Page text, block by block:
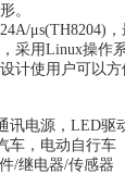
。
μs(TH8204)
采用Linux操作
计使用户可以
讯电源，LED驱
车，电动自行车
/继电器/传感器